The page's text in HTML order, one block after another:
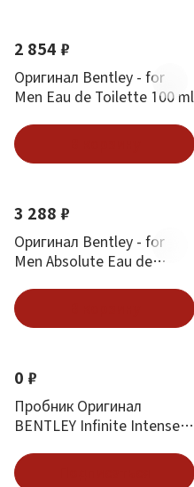
2 854 ₽
Оригинал Bentley - for
Men Eau de Toilette 100 ml
3 288 ₽
Оригинал Bentley - for
Men Absolute Eau de
0 ₽
Пробник Оригинал
BENTLEY Infinite Intense